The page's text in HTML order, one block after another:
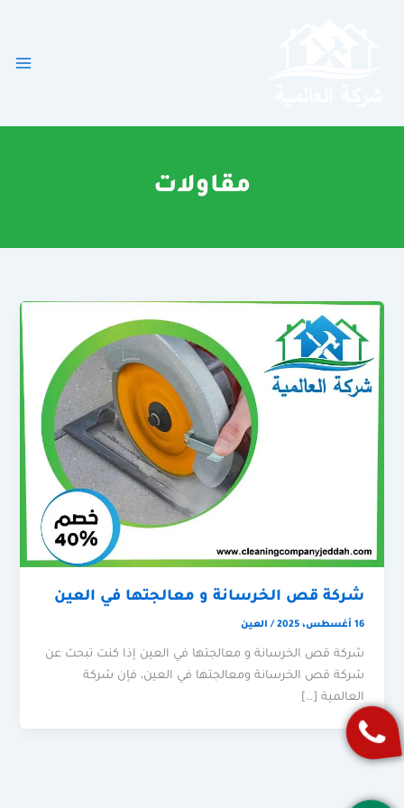
مقاولات
شركة قص الخرسانة و معالجتها في العين
16 أغسطس، 2025 / العين
شركة قص الخرسانة و معالجتها في العين إذا كنت تبحث عن
شركة قص الخرسانة ومعالجتها في العين، فإن شركة
العالمية […]